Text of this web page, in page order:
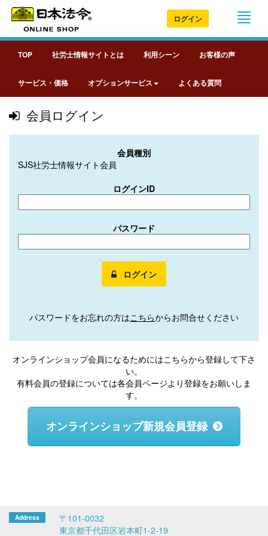
ログイン
TOP 社労士情報サイトとは 利用シーン お客様の声
サービス・価格 オプションサービス よくある質問
会員ログイン
会員種別
SJS社労士情報サイト会員
ログインID
パスワード
ログイン
パスワードをお忘れの方はこちらからお問合せください
オンラインショップ会員になるためにはこちらから登録して下さ
い。
有料会員の登録については各会員ページより登録をお願いしま
す。
オンラインショップ新規会員登録
〒101-0032
東京都千代田区岩本町1-2-19